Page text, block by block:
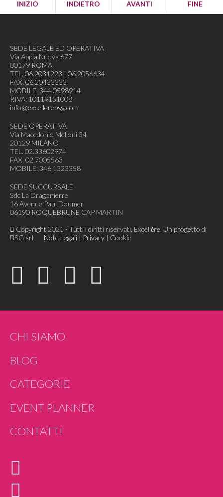
INIZIO INDIETRO AVANTI FINE
SEDE LEGALE ED OPERATIVA
Via Appia Nuova 677
00179 ROMA
TEL. 06.2031223 | 06.2056634
FAX. 06.20433333
MOBILE: 344.0598914
P.IVA: 10119151008
info@excellerebsg.com
SEDE OPERATIVA
Via Macedonio Melloni 34
20129 MILANO
TEL. 02.33602974
FAX. 02.7005563
MOBILE: 346.1323358
SEDE SUCCURSALE
Sdc La Dragonierre
16 Avenue Paul Doumer
06190 ROQUEBRUNE CAP MARTIN
Copyright 2021 - Tutti i diritti riservati. Excellĕre, Un progetto di
BSG srl Note Legali | Privacy | Cookie
CHI SIAMO
BLOG
CATEGORIE
EVENT PLANNER
CONTATTI